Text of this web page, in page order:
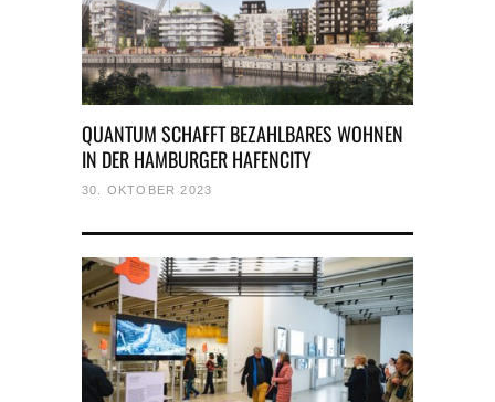
QUANTUM SCHAFFT BEZAHLBARES WOHNEN
IN DER HAMBURGER HAFENCITY
30. OKTOBER 2023